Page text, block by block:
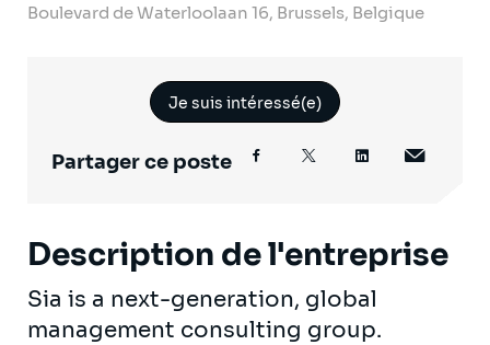
Boulevard de Waterloolaan 16, Brussels, Belgique
Je suis intéressé(e)
Partager ce poste
Description de l'entreprise
Sia is a next-generation, global
management consulting group.